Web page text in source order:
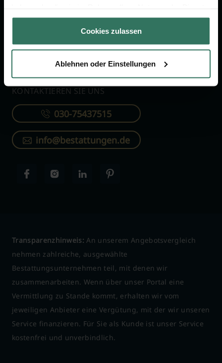
gesammelt haben.
Cookies zulassen
Ablehnen oder Einstellungen
Für Bestatter
KONTAKTIEREN SIE UNS
030-75437515
info@bestattungen.de
Transparenzhinweis: An unserem Angebotsvergleich
nehmen zahlreiche, ausgewählte
Bestattungsunternehmen teil, mit denen wir
zusammenarbeiten. Wenn über unser Portal eine
Vermittlung zu Stande kommt, erhalten wir vom
jeweiligen Anbieter eine Vergütung, mit der wir unseren
Service finanzieren. Für Sie als Kunde ist unser Service
kostenfrei und unverbindlich.